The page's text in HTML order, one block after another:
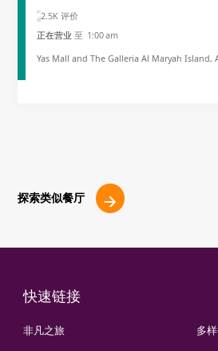
2.5K 评价
正在营业 至 1:00 am
Yas Mall and The Galleria Al Maryah Island,
探索类似餐厅
快速链接
非凡之旅 多